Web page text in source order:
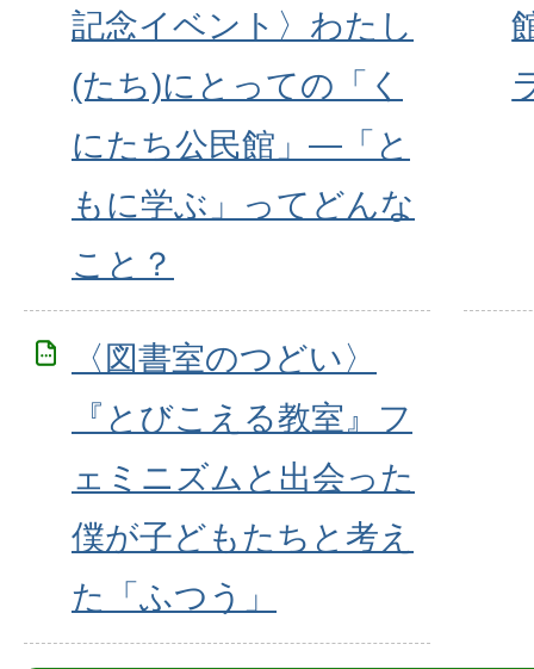
記念イベント〉わたし
(たち)にとっての「く
にたち公民館」―「と
もに学ぶ」ってどんな
こと？
〈図書室のつどい〉
『とびこえる教室』フ
ェミニズムと出会った
僕が子どもたちと考え
た「ふつう」